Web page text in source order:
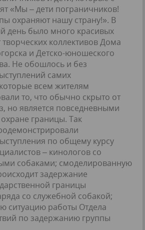
«Мы – дети пограничников!
охраняют нашу страну!». В
день было много красивых
коллективов Дома
и Детско-юношеского
Не обошлось и без
самих
всем жителям
то, что обычно скрыто от
но является повседневными
границы. Так
по общему курсу
– кинологов со
собаками; смоделированную
задержание
границы
со служебной собакой;
ситуацию работы Отдела
по задержанию группы